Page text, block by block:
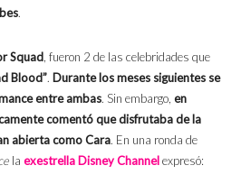
.
Squad , fueron 2 de las celebridades que
Blood”. Durante los meses siguientes se
entre ambas. Sin embargo, en
comentó que disfrutaba de la
abierta como Cara. En una ronda de
la exestrella Disney Channelexpresó: